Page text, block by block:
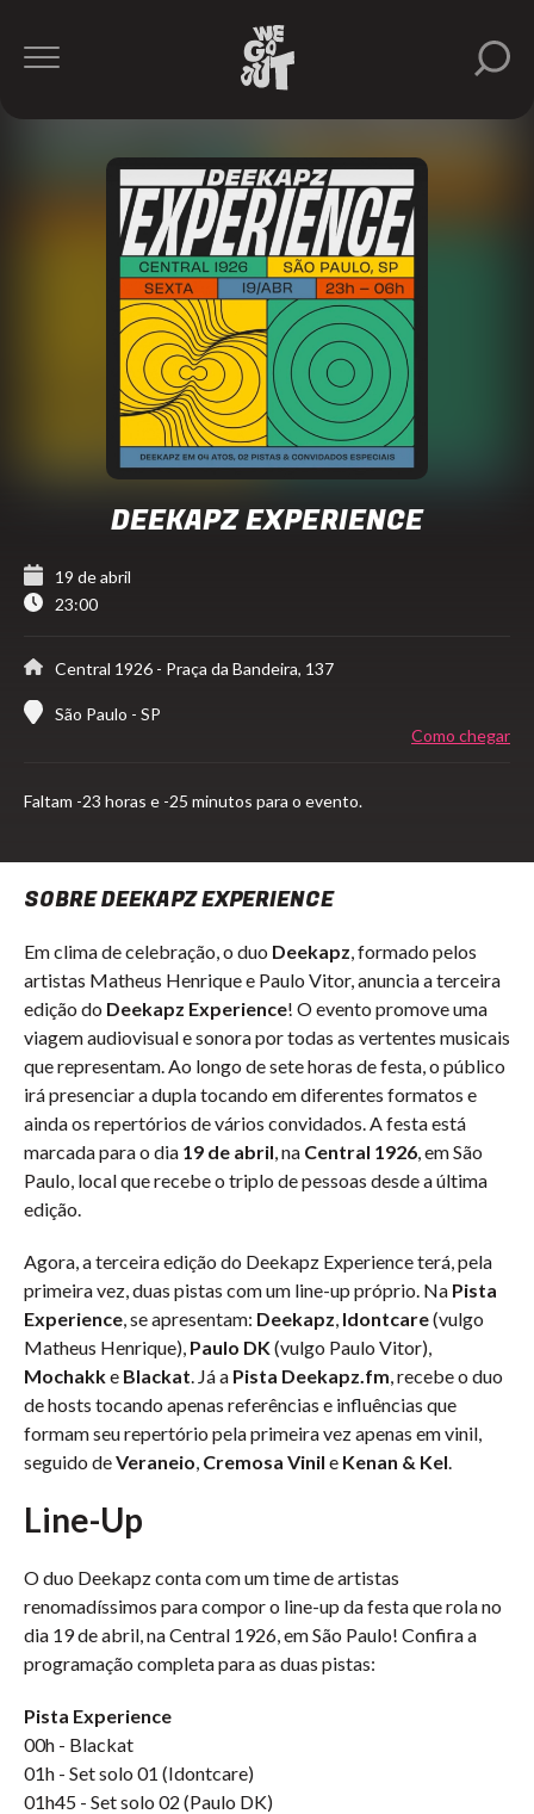
Mochakk
https://www.instagram.com/deekapz/
DEEKAPZ EXPERIENCE
19 de abril
23:00
Central 1926 - Praça da Bandeira, 137
São Paulo - SP
Como chegar
Faltam -23 horas e -25 minutos para o evento.
SOBRE DEEKAPZ EXPERIENCE
Em clima de celebração, o duo Deekapz, formado pelos
artistas Matheus Henrique e Paulo Vitor, anuncia a terceira
edição do Deekapz Experience! O evento promove uma
viagem audiovisual e sonora por todas as vertentes musicais
que representam. Ao longo de sete horas de festa, o público
irá presenciar a dupla tocando em diferentes formatos e
ainda os repertórios de vários convidados. A festa está
marcada para o dia 19 de abril, na Central 1926, em São
Paulo, local que recebe o triplo de pessoas desde a última
edição.
Agora, a terceira edição do Deekapz Experience terá, pela
primeira vez, duas pistas com um line-up próprio. Na Pista
Experience, se apresentam: Deekapz, Idontcare(vulgo
Matheus Henrique), Paulo DK(vulgo Paulo Vitor),
Mochakke Blackat. Já a Pista Deekapz.fm, recebe o duo
de hosts tocando apenas referências e influências que
formam seu repertório pela primeira vez apenas em vinil,
seguido deVeraneio, Cremosa Vinil e Kenan & Kel.
Line-Up
O duo Deekapz conta com um time de artistas
renomadíssimos para compor o line-up da festa que rola no
dia 19 de abril, na Central 1926, em São Paulo! Confira a
programação completa para as duas pistas:
Pista Experience
00h - Blackat
01h - Set solo 01 (Idontcare)
01h45 - Set solo 02 (Paulo DK)